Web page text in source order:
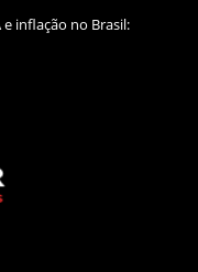
e inflação no Brasil: